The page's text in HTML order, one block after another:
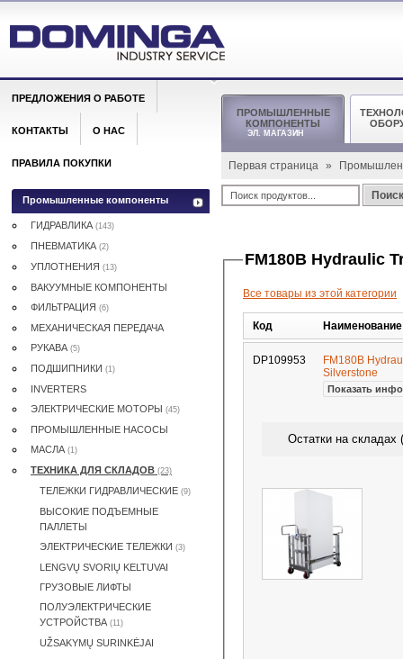
ПРОМЫШЛЕННЫЕ
КОМПОНЕНТЫ
ЭЛ. МАГАЗИН
Первая страница »
Поиск
FM180B Hydraulic
Все товары из этой категории
Код
DP109953
FM180B
Silverstone
Показать
Остатки на складах
ПРЕДЛОЖЕНИЯ О РАБОТЕ
КОНТАКТЫ О НАС
ПРАВИЛА ПОКУПКИ
Промышленные компоненты
ГИДРАВЛИКА (143)
ПНЕВМАТИКА (2)
УПЛОТНЕНИЯ (13)
ВАКУУМНЫЕ КОМПОНЕНТЫ
ФИЛЬТРАЦИЯ (6)
МЕХАНИЧЕСКАЯ ПЕРЕДАЧА
РУКАВА (5)
ПОДШИПНИКИ (1)
INVERTERS
ЭЛЕКТРИЧЕСКИE МОТОРЫ (45)
ПРОМЫШЛЕННЫЕ НАСОСЫ
MАСЛА (1)
ТЕХНИКА ДЛЯ СКЛАДОВ (23)
ТЕЛЕЖКИ ГИДРАВЛИЧЕСКИЕ (9)
ВЫСОКИЕ ПОДЪЕМНЫЕ
ПАЛЛЕТЫ
ЭЛЕКТРИЧЕСКИЕ ТЕЛЕЖКИ (3)
LENGVŲ SVORIŲ KELTUVAI
ГРУЗОВЫЕ ЛИФТЫ
ПОЛУЭЛЕКТРИЧЕСКИЕ
УСТРОЙСТВА (11)
UŽSAKYMŲ SURINKĖJAI